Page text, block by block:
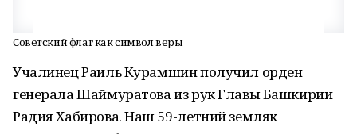
Советский флаг как символ веры
Учалинец Раиль Курамшин получил орден
генерала Шаймуратова из рук Главы Башкирии
Радия Хабирова. Наш 59-летний земляк